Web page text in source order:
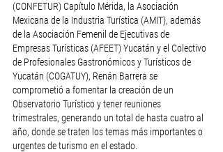
(CONFETUR) Capítulo Mérida, la Asociación
Mexicana de la Industria Turística (AMIT), además
de la Asociación Femenil de Ejecutivas de
Empresas Turísticas (AFEET) Yucatán y el Colectivo
de Profesionales Gastronómicos y Turísticos de
Yucatán (COGATUY), Renán Barrera se
comprometió a fomentar la creación de un
Observatorio Turístico y tener reuniones
trimestrales, generando un total de hasta cuatro al
año, donde se traten los temas más importantes o
urgentes de turismo en el estado.